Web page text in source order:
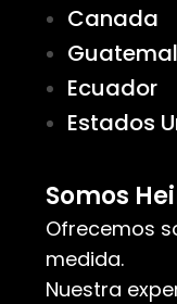
Canada
Ecuador
Estados
Somos
Ofrecemos
medida.
Nuestra